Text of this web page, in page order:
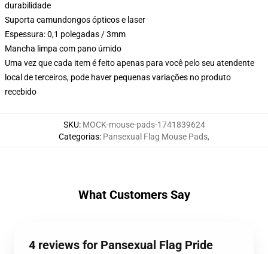
durabilidade
Suporta camundongos ópticos e laser
Espessura: 0,1 polegadas / 3mm
Mancha limpa com pano úmido
Uma vez que cada item é feito apenas para você pelo seu atendente
local de terceiros, pode haver pequenas variações no produto
recebido
SKU: MOCK-mouse-pads-1741839624
Categorias: Pansexual Flag Mouse Pads,
What Customers Say
4 reviews for Pansexual Flag Pride